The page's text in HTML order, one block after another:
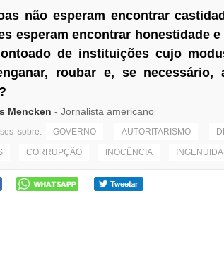
não esperam encontrar
esperam encontrar honestidade
de instituições cujo
roubar e, se necessário,
Mencken - Jornalista americano
sobre: GOVERNO AUTORITARISMO
CORRUPÇÃO INOCÊNCIA